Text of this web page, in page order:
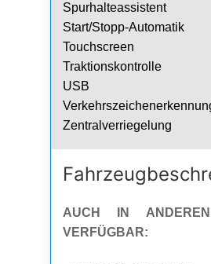
Spurhalteassistent
Start/Stopp-Automatik
Touchscreen
Traktionskontrolle
USB
Zentralverriegelung
AUCH IN
VERFÜGBAR: